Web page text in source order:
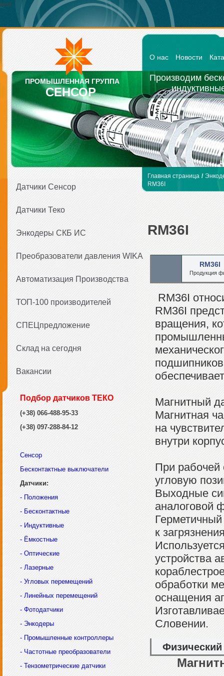
ПРОМЫШЛЕННАЯ ГРУППА
СЕНСОР
О нас Новости
Производим
Датчики Сенсор
Датчики Теко
Энкодеры СКБ ИС
Преобразователи давления WIKA
Автоматизация Производства
ТОП-100 производителей
СПЕЦпредложение
Склад на сегодня
Вакансии
Подбор датчиков ТЕКО
(+38) 066-488-95-33
(+38) 097-288-84-12
Сенсор
Бесконтактные выключатели
Датчики:
- Положения
- Бесконтактные
- Индуктивные
- Ёмкостные
- Оптические
- Лазерные
- Угловых перемещений
- Линейных перемещений
- Фотодатчики
- Энкодеры
- Промышленные контроллеры
- Частотные преобразователи
- Тензометрические датчики
Главная страница /
RM36I
RM36I
RM36I
Продукция
RM36I
RM36I
вращения,
подшипников
Магнитный
Магнитная
на
внутри
При рабочей
угловую
Выходные
аналоговой
к
устройства
обработки
оснащения
Словении.
test